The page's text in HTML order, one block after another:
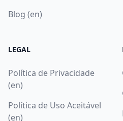
Blog (en)
LEGAL
Política de Privacidade
(en)
Política de Uso Aceitável
(en)